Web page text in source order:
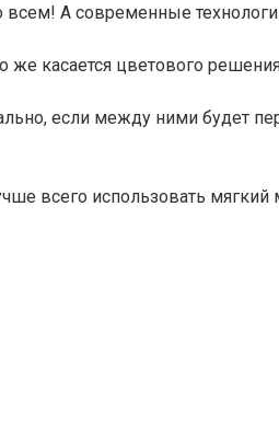
А современные
касается цветового
если между ними будет
всего использовать